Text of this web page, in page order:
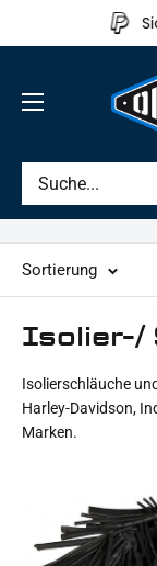
zum
IRON
Sortierung
Isolier-/
Isolierschläuche
Harley-Davidson,
Marken.